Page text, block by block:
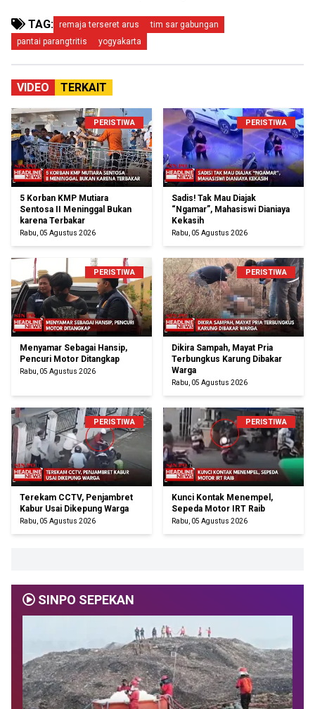
TAG: remaja terseret arus
tim sar gabungan
pantai parangtritis
yogyakarta
VIDEO TERKAIT
PERISTIWA
5 Korban KMP Mutiara
Sentosa II Meninggal Bukan
karena Terbakar
Rabu, 05 Agustus 2026
PERISTIWA
Sadis! Tak Mau Diajak
“Ngamar”, Mahasiswi Dianiaya
Kekasih
Rabu, 05 Agustus 2026
PERISTIWA
Menyamar Sebagai Hansip,
Pencuri Motor Ditangkap
Rabu, 05 Agustus 2026
PERISTIWA
Dikira Sampah, Mayat Pria
Terbungkus Karung Dibakar
Warga
Rabu, 05 Agustus 2026
PERISTIWA
Terekam CCTV, Penjambret
Kabur Usai Dikepung Warga
Rabu, 05 Agustus 2026
PERISTIWA
Kunci Kontak Menempel,
Sepeda Motor IRT Raib
Rabu, 05 Agustus 2026
SINPO SEPEKAN